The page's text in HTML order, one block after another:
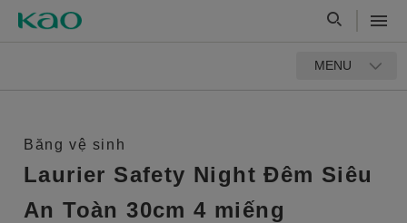
MENU
Băng vệ sinh
Laurier Safety Night Đêm Siêu
An Toàn 30cm 4 miếng